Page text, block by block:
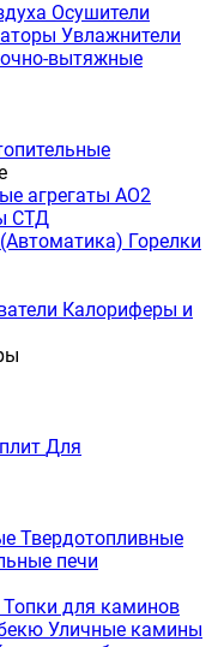
Осушители
Увлажнители
вытяжные
агрегаты АО2
СТД
Горелки
Калориферы и
Для
Твердотопливные
печи
Топки для каминов
Уличные камины